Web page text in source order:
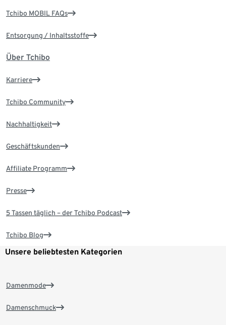
Tchibo MOBIL FAQs
Entsorgung / Inhaltsstoffe
Über Tchibo
Karriere
Tchibo Community
Nachhaltigkeit
Geschäftskunden
Affiliate Programm
Presse
5 Tassen täglich – der Tchibo Podcast
Tchibo Blog
Unsere beliebtesten Kategorien
Damenmode
Damenschmuck